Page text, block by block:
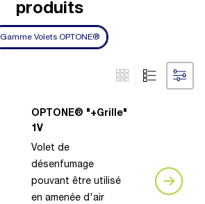
produits
Gamme Volets OPTONE®
OPTONE® "+Grille"
1V
Volet de
désenfumage
pouvant être utilisé
en amenée d'air